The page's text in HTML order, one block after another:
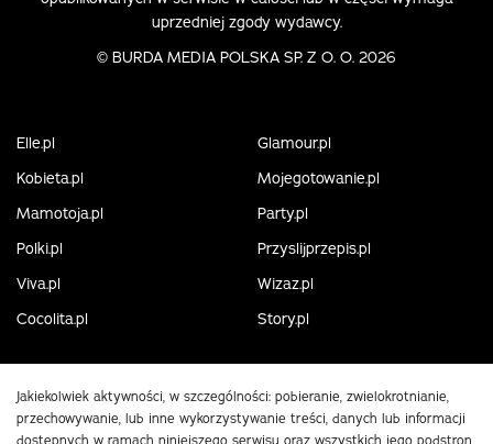
uprzedniej zgody wydawcy.
© BURDA MEDIA POLSKA SP. Z O. O. 2026
Elle.pl
Glamour.pl
Kobieta.pl
Mojegotowanie.pl
Mamotoja.pl
Party.pl
Polki.pl
Przyslijprzepis.pl
Viva.pl
Wizaz.pl
Cocolita.pl
Story.pl
Jakiekolwiek aktywności, w szczególności: pobieranie, zwielokrotnianie,
przechowywanie, lub inne wykorzystywanie treści, danych lub informacji
dostępnych w ramach niniejszego serwisu oraz wszystkich jego podstron,